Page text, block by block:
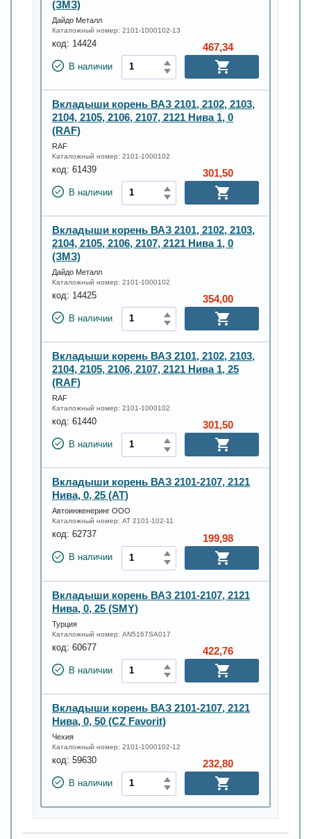
(ЗМЗ)
Дайдо Металл
Каталожный номер: 2101-1000102-13
код: 14424
В наличии
467,34
Вкладыши корень ВАЗ 2101, 2102, 2103,
2104, 2105, 2106, 2107, 2121 Нива 1, 0
(RAF)
RAF
Каталожный номер: 2101-1000102
код: 61439
В наличии
301,50
Вкладыши корень ВАЗ 2101, 2102, 2103,
2104, 2105, 2106, 2107, 2121 Нива 1, 0
(ЗМЗ)
Дайдо Металл
Каталожный номер: 2101-1000102
код: 14425
В наличии
354,00
Вкладыши корень ВАЗ 2101, 2102, 2103,
2104, 2105, 2106, 2107, 2121 Нива 1, 25
(RAF)
RAF
Каталожный номер: 2101-1000102
код: 61440
В наличии
301,50
Вкладыши корень ВАЗ 2101-2107, 2121
Нива, 0, 25 (AT)
Автоинженеринг ООО
Каталожный номер: AT 2101-102-11
код: 62737
В наличии
199,98
Вкладыши корень ВАЗ 2101-2107, 2121
Нива, 0, 25 (SMY)
Турция
Каталожный номер: AN5167SA017
код: 60677
В наличии
422,76
Вкладыши корень ВАЗ 2101-2107, 2121
Нива, 0, 50 (CZ Favorit)
Чехия
Каталожный номер: 2101-1000102-12
код: 59630
В наличии
232,80